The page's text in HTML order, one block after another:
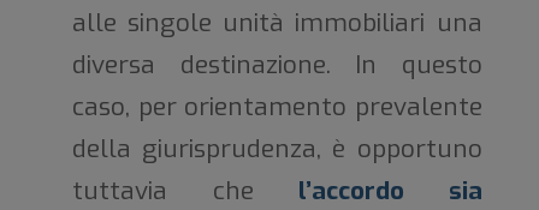
alle singole unità immobiliari una
diversa destinazione. In questo
caso, per orientamento prevalente
della giurisprudenza, è opportuno
tuttavia che l’accordo sia